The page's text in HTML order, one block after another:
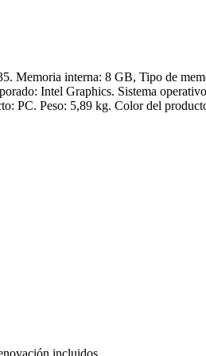
Memoria interna: 8 GB, Tipo de
Intel Graphics. Sistema
PC. Peso: 5,89 kg. Color del